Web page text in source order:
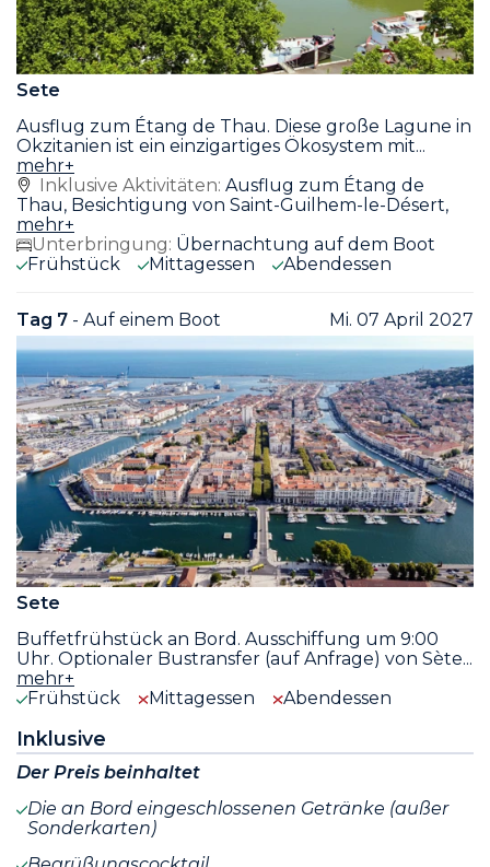
Sete
Ausflug zum Étang de Thau. Diese große Lagune in
Okzitanien ist ein einzigartiges Ökosystem mit...
mehr+
Inklusive Aktivitäten: Ausflug zum Étang de
Thau, Besichtigung von Saint-Guilhem-le-Désert,
mehr+
Unterbringung: Übernachtung auf dem Boot
Frühstück
Mittagessen Abendessen
Tag 7 - Auf einem Boot Mi. 07 April 2027
Sete
Buffetfrühstück an Bord. Ausschiffung um 9:00
Uhr. Optionaler Bustransfer (auf Anfrage) von Sète...
mehr+
Frühstück
Mittagessen Abendessen
Inklusive
Der Preis beinhaltet
Die an Bord eingeschlossenen Getränke (außer
Sonderkarten)